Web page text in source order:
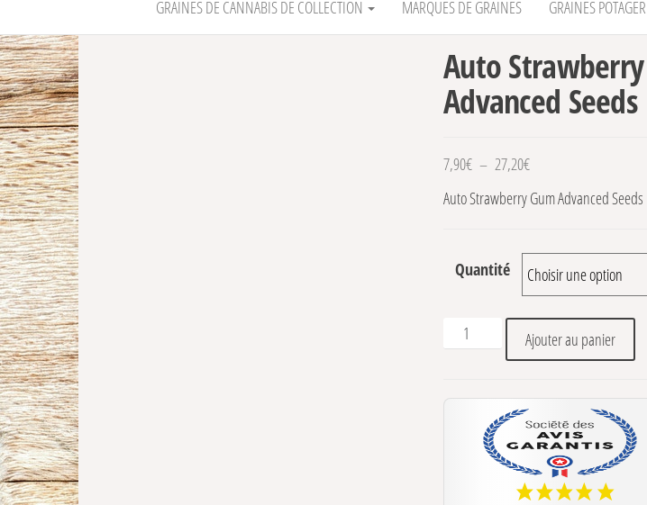
GRAINES DE CANNABIS DE COLLECTION MARQUES DE GRAINES GRAINES POTAGER
Auto
Advanced Seeds
7,90€ – 27,20€Plage de prix : 7,90€ à
Auto Strawberry Gum Advanced Seeds
Quantité
quantité de Auto Strawberry
Ajouter au panier